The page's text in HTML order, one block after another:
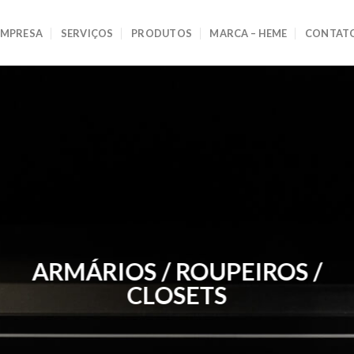
SERVIÇOS PRODUTOS MARCA – HEME
ARMÁRIOS / ROUPEIROS /
CLOSETS